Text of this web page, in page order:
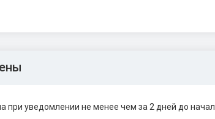
при уведомлении не менее чем за 2 дней до